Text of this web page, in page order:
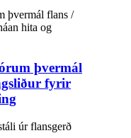
þvermál
fyrir